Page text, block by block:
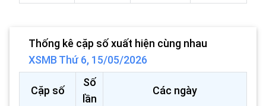
Thống kê cặp số xuất hiện cùng nhau
XSMB Thứ 6, 15/05/2026
Cặp số
Số
lần
Các ngày